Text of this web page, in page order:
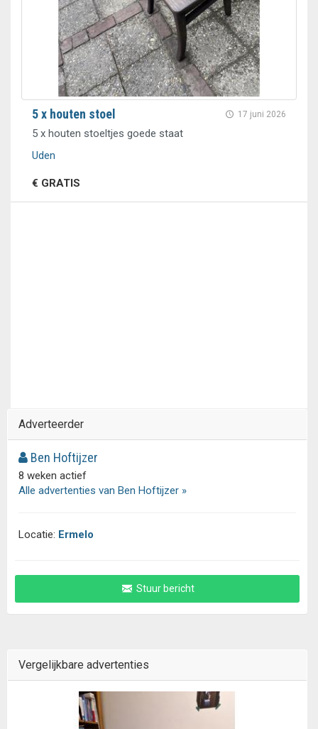
17 juni 2026
5 x houten stoel
5 x houten stoeltjes goede staat
Uden
€ GRATIS
Adverteerder
Ben Hoftijzer
8 weken actief
Alle advertenties van Ben Hoftijzer »
Locatie: Ermelo
Stuur bericht
Vergelijkbare advertenties